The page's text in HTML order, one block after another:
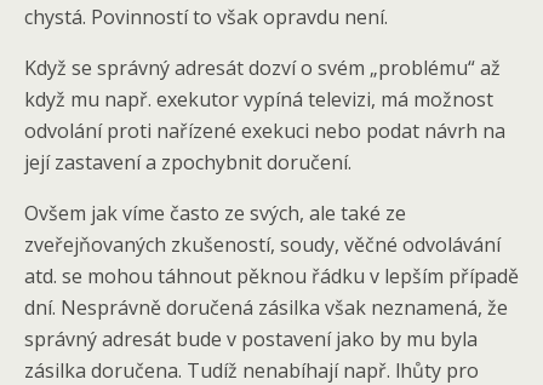
chystá. Povinností to však opravdu není.
Když se správný adresát dozví o svém „problému“ až
když mu např. exekutor vypíná televizi, má možnost
odvolání proti nařízené exekuci nebo podat návrh na
její zastavení a zpochybnit doručení.
Ovšem jak víme často ze svých, ale také ze
zveřejňovaných zkušeností, soudy, věčné odvolávání
atd. se mohou táhnout pěknou řádku v lepším případě
dní. Nesprávně doručená zásilka však neznamená, že
správný adresát bude v postavení jako by mu byla
zásilka doručena. Tudíž nenabíhají např. lhůty pro